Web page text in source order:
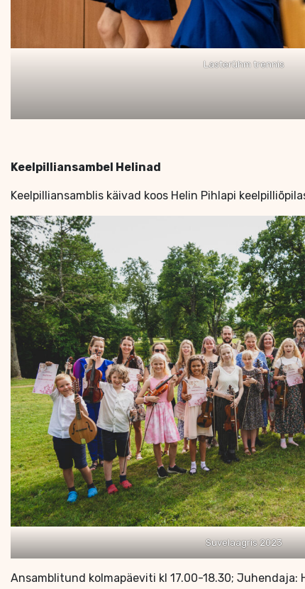
Lasterühm trennis
Keelpilliansambel Helinad
Keelpilliansamblis käivad koos Helin Pihlapi
Suvelaagris 2023
Ansamblitund kolmapäeviti kl 17.00-18.30; Juhendaja: